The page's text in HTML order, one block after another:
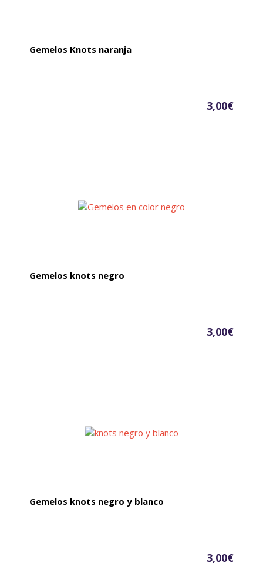
Gemelos Knots naranja
3,00€
Gemelos knots negro
3,00€
Gemelos knots negro y blanco
3,00€